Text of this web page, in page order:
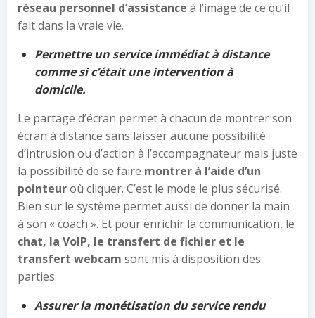
réseau personnel d’assistance à l’image de ce qu’il
fait dans la vraie vie.
Permettre un service immédiat à distance
comme si c’était une intervention à
domicile.
Le partage d’écran permet à chacun de montrer son
écran à distance sans laisser aucune possibilité
d’intrusion ou d’action à l’accompagnateur mais juste
la possibilité de se faire montrer à l’aide d’un
pointeuroù cliquer. C’est le mode le plus sécurisé.
Bien sur le système permet aussi de donner la main
à son « coach ». Et pour enrichir la communication, le
chat, la VoIP, le transfert de fichier et le
transfert webcam sont mis à disposition des
parties.
Assurer la monétisation du service rendu